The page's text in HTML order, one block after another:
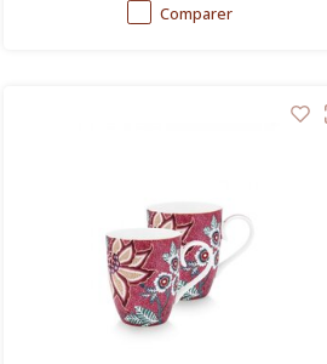
salées.
Comparer